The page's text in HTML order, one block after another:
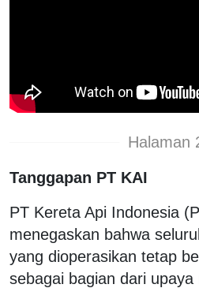
Halaman
Tanggapan PT KAI
PT Kereta Api Indonesia
menegaskan bahwa
yang dioperasikan tetap
sebagai bagian dari upaya